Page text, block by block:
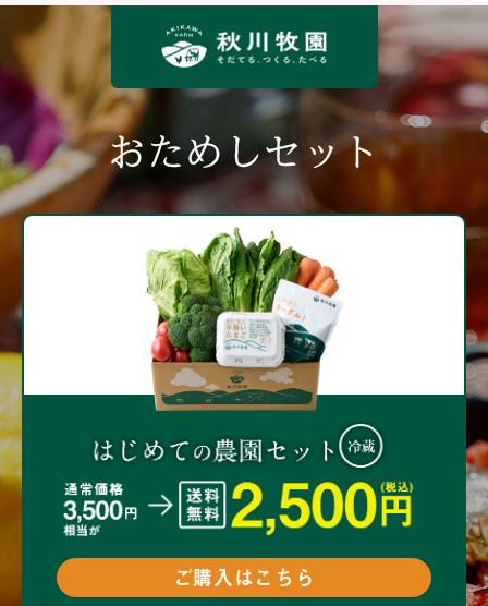
おためしセット
ご購入はこちら